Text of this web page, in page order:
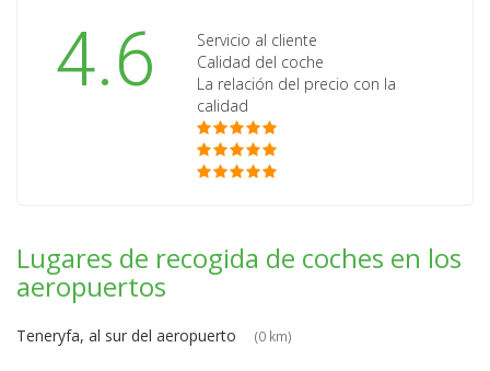
4.6
Servicio al cliente
Calidad del coche
La relación del precio con la
calidad
Lugares de recogida de coches en los
aeropuertos
Teneryfa, al sur del aeropuerto (0 km)